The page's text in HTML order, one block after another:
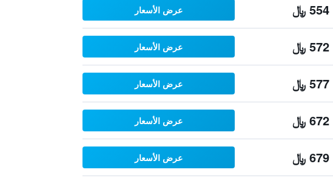
554 ﷼ عرض الأسعار
572 ﷼ عرض الأسعار
577 ﷼ عرض الأسعار
672 ﷼ عرض الأسعار
679 ﷼ عرض الأسعار